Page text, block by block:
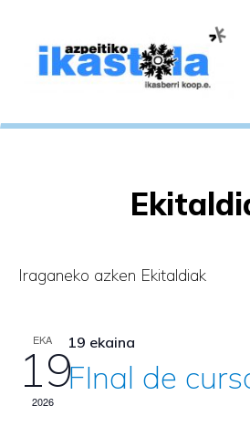
Iraganeko azken Ekitaldiak
EKA
19
2026
19 ekaina
FInal de